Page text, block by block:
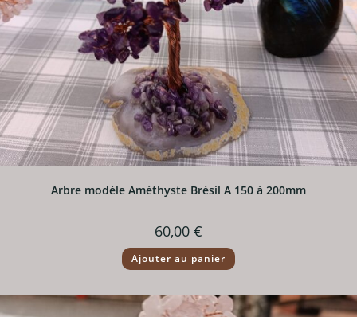
Arbre modèle Améthyste Brésil A 150 à 200mm
60,00 €
Ajouter au panier